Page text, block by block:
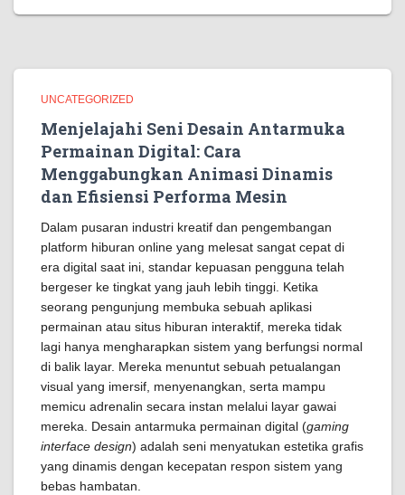
UNCATEGORIZED
Menjelajahi Seni Desain Antarmuka
Permainan Digital: Cara
Menggabungkan Animasi Dinamis
dan Efisiensi Performa Mesin
Dalam pusaran industri kreatif dan pengembangan
platform hiburan online yang melesat sangat cepat di
era digital saat ini, standar kepuasan pengguna telah
bergeser ke tingkat yang jauh lebih tinggi. Ketika
seorang pengunjung membuka sebuah aplikasi
permainan atau situs hiburan interaktif, mereka tidak
lagi hanya mengharapkan sistem yang berfungsi normal
di balik layar. Mereka menuntut sebuah petualangan
visual yang imersif, menyenangkan, serta mampu
memicu adrenalin secara instan melalui layar gawai
mereka. Desain antarmuka permainan digital (gaming
interface design) adalah seni menyatukan estetika grafis
yang dinamis dengan kecepatan respon sistem yang
bebas hambatan.